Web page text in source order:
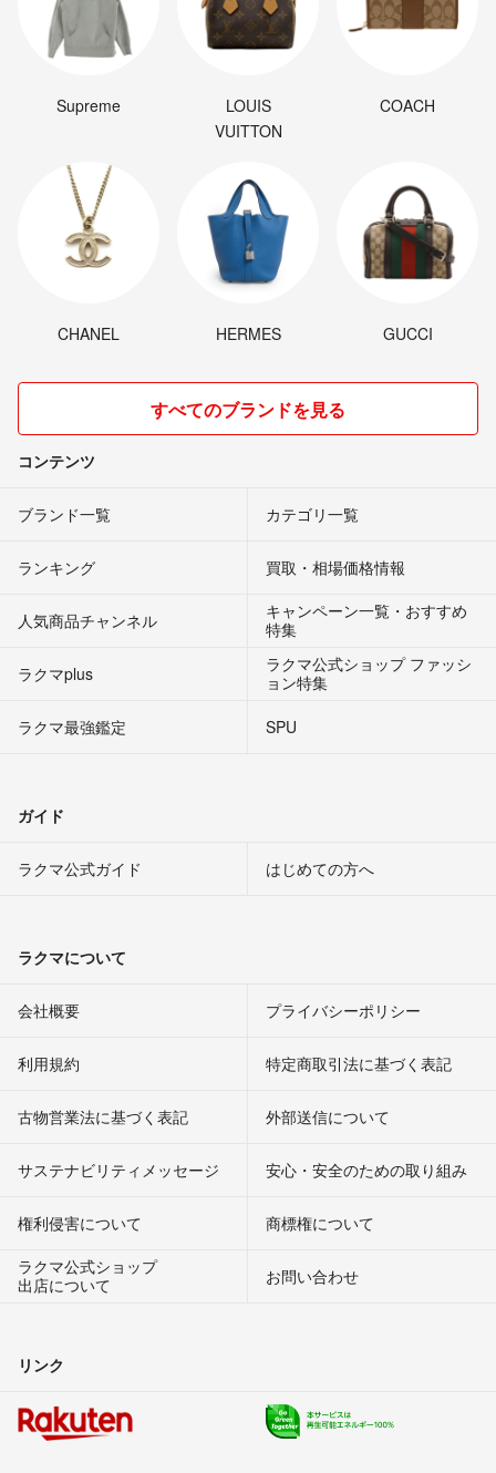
Supreme
LOUIS
VUITTON
COACH
CHANEL HERMES GUCCI
すべてのブランドを見る
コンテンツ
ブランド一覧 カテゴリ一覧
ランキング 買取・相場価格情報
人気商品チャンネル
キャンペーン一覧・おすすめ
特集
ラクマplus
ラクマ公式ショップ ファッシ
ョン特集
ラクマ最強鑑定
SPU
ガイド
ラクマ公式ガイド はじめての方へ
ラクマについて
会社概要 プライバシーポリシー
利用規約 特定商取引法に基づく表記
古物営業法に基づく表記 外部送信について
サステナビリティメッセージ 安心・安全のための取り組み
権利侵害について
商標権について
ラクマ公式ショップ
出店について
お問い合わせ
リンク